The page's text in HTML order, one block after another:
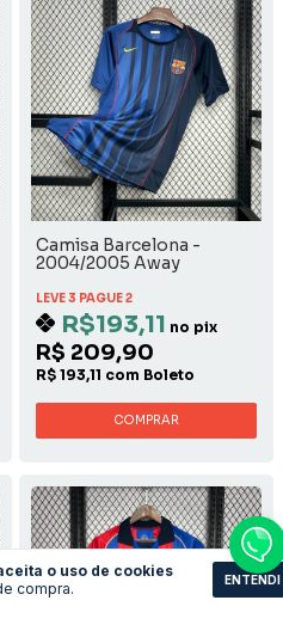
o uso de cookies
compra.
ENTENDI
Camisa Barcelona -
2004/2005 Away
LEVE 3 PAGUE 2
R$193,11 no pix
R$ 209,90
R$ 193,11 com Boleto
COMPRAR